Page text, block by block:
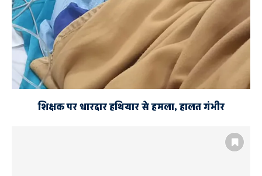
शिक्षक पर धारदार हथियार से हमला, हालत गंभीर